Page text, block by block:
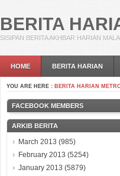
BERITA
SISIPAN BERITA AKHBAR HARIAN
HOME BERITA HARIAN
YOU ARE HERE : BERITA HARIAN
FACEBOOK MEMBERS
ARKIB BERITA
March 2013 (985)
February 2013 (5254)
January 2013 (5879)